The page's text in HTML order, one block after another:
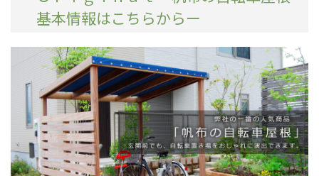
基本情報はこちらからー